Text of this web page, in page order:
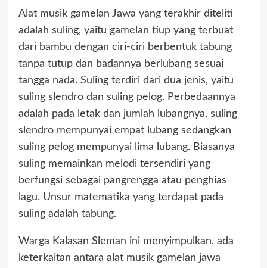
Alat musik gamelan Jawa yang terakhir diteliti
adalah suling, yaitu gamelan tiup yang terbuat
dari bambu dengan ciri-ciri berbentuk tabung
tanpa tutup dan badannya berlubang sesuai
tangga nada. Suling terdiri dari dua jenis, yaitu
suling slendro dan suling pelog. Perbedaannya
adalah pada letak dan jumlah lubangnya, suling
slendro mempunyai empat lubang sedangkan
suling pelog mempunyai lima lubang. Biasanya
suling memainkan melodi tersendiri yang
berfungsi sebagai pangrengga atau penghias
lagu. Unsur matematika yang terdapat pada
suling adalah tabung.
Warga Kalasan Sleman ini menyimpulkan, ada
keterkaitan antara alat musik gamelan jawa